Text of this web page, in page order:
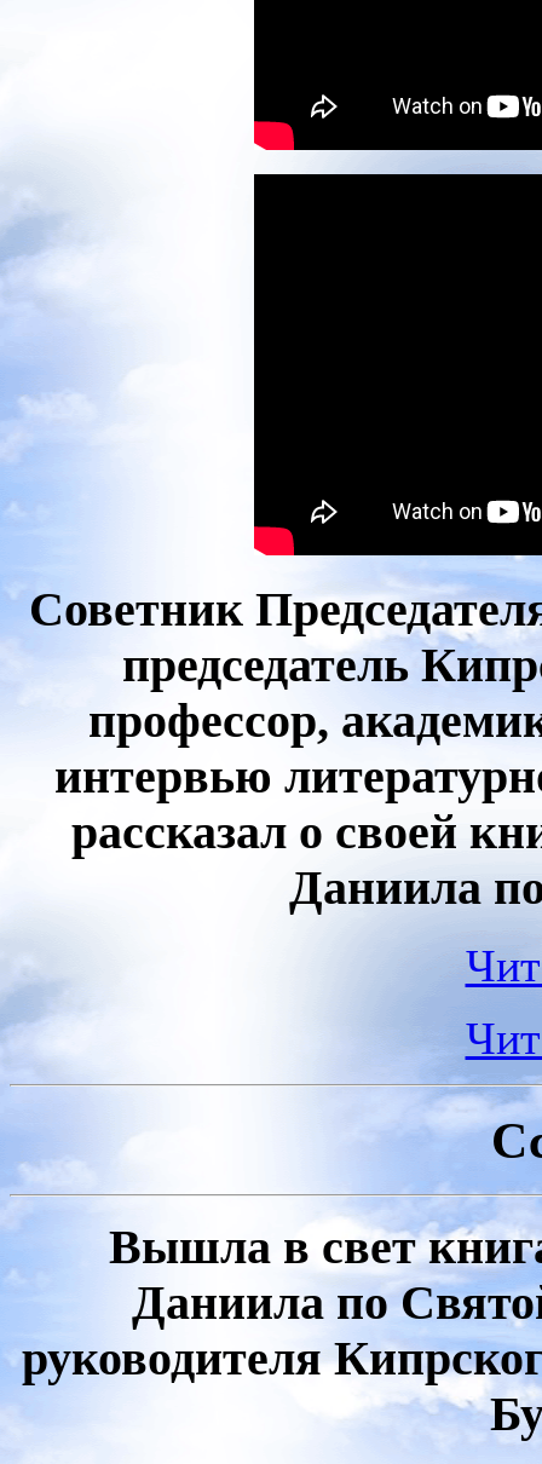
Советник
председатель
профессор,
интервью
рассказал о своей
Даниила
Вышла в свет
Даниила по
руководителя